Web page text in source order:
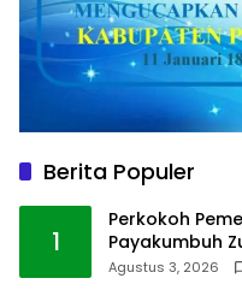
Berita Populer
1
Perkokoh
Payakumbuh
Agustus 3, 2026